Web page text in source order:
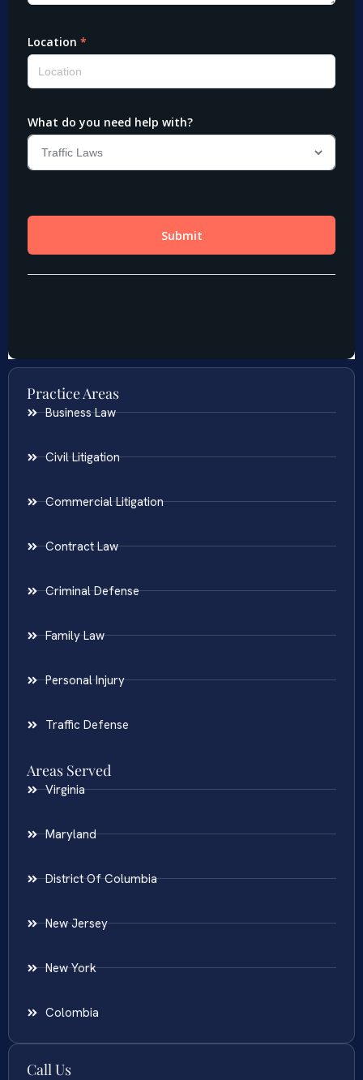
Practice Areas
Business Law
Civil Litigation
Commercial Litigation
Contract Law
Criminal Defense
Family Law
Personal Injury
Traffic Defense
Areas Served
Virginia
Maryland
District Of Columbia
New Jersey
New York
Colombia
Call Us